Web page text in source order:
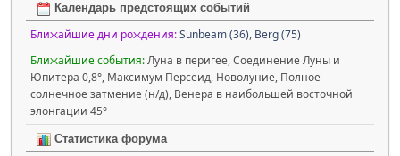
Календарь предстоящих событий
Ближайшие дни рождения:Sunbeam (36), Berg (75)
Ближайшие события:Луна в перигее, Соединение Луны и
Юпитера 0,8°, Максимум Персеид, Новолуние, Полное
солнечное затмение (н/д), Венера в наибольшей восточной
элонгации 45°
Статистика форума